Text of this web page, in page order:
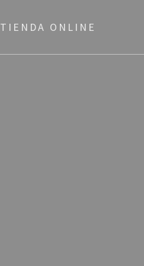
TIENDA ONLINE